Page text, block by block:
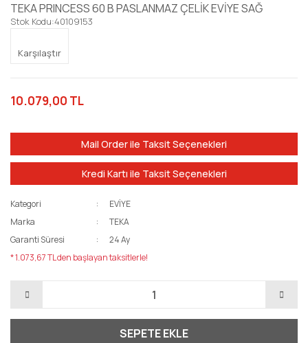
TEKA PRINCESS 60 B PASLANMAZ ÇELİK EVİYE SAĞ
Stok Kodu:40109153
Karşılaştır
10.079,00 TL
Mail Order ile Taksit Seçenekleri
Kredi Kartı ile Taksit Seçenekleri
Kategori
EVİYE
Marka
TEKA
Garanti Süresi
24 Ay
* 1.073,67 TL den başlayan taksitlerle!
SEPETE EKLE